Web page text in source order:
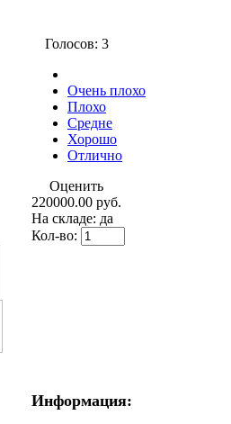
Голосов: 3
Очень плохо
Плохо
Средне
Хорошо
Отлично
Оценить
220000.00 руб.
На складе: да
Кол-во:
Информация: